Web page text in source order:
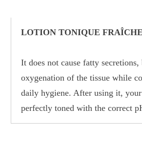
LOTION TONIQUE
It does not cause fatty secretions,
oxygenation of the tissue while
daily hygiene. After using it,
perfectly toned with the correct